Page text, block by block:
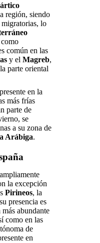
región, siendo
migratorias, lo
como
común en las
y el Magreb,
parte oriental
en la
más frías
parte de
se
a su zona de
Arábiga.
la excepción
Pirineos, la
presencia es
más abundante
como en las
de
en